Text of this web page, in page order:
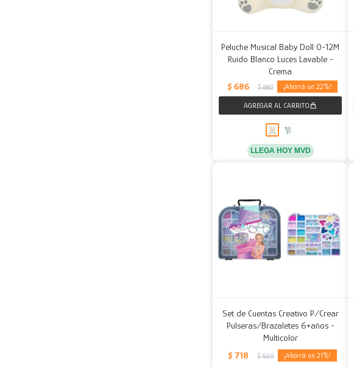
Peluche Musical Baby Doll 0-12M
Ruido Blanco Luces Lavable -
Crema
$ 686 $ 880 22
LLEGA HOY MVD
Set de Cuentas Creativo P/Crear
Pulseras/Brazaletes 6+años -
Multicolor
$ 718 $ 920 21